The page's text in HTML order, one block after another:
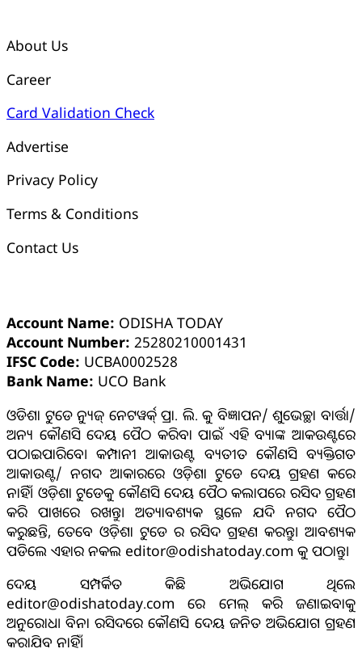
About Us
Career
Card Validation Check
Advertise
Privacy Policy
Terms & Conditions
Contact Us
Account Name: ODISHA TODAY
Account Number: 25280210001431
IFSC Code: UCBA0002528
Bank Name: UCO Bank
ଓଡିଶା ଟୁଡେ ନ୍ୟୁଜ୍ ନେଟୱର୍କ୍ ପ୍ରା. ଲି. କୁ ବିଜ୍ଞାପନ/ ଶୁଭେଚ୍ଛା ବାର୍ତ୍ତା/
ଅନ୍ୟ କୌଣସି ଦେୟ ପୈଠ କରିବା ପାଇଁ ଏହି ବ୍ୟାଙ୍କ ଆକଉଣ୍ଟରେ
ପଠାଇପାରିବେ। କମ୍ପାନୀ ଆକାଉଣ୍ଟ ବ୍ୟତୀତ କୌଣସି ବ୍ୟକ୍ତିଗତ
ଆକାଉଣ୍ଟ/ ନଗଦ ଆକାରରେ ଓଡ଼ିଶା ଟୁଡେ ଦେୟ ଗ୍ରହଣ କରେ
ନାହିଁ। ଓଡ଼ିଶା ଟୁଡେକୁ କୌଣସି ଦେୟ ପୈଠ କଲାପରେ ରସିଦ ଗ୍ରହଣ
କରି ପାଖରେ ରଖନ୍ତୁ। ଅତ୍ୟାବଶ୍ୟକ ସ୍ଥଳେ ଯଦି ନଗଦ ପୈଠ
କରୁଛନ୍ତି, ତେବେ ଓଡ଼ିଶା ଟୁଡେ ର ରସିଦ ଗ୍ରହଣ କରନ୍ତୁ। ଆବଶ୍ୟକ
ପଡିଲେ ଏହାର ନକଲ editor@odishatoday.com କୁ ପଠାନ୍ତୁ।
ଦେୟ ସମ୍ପର୍କିତ କିଛି ଅଭିଯୋଗ ଥିଲେ
editor@odishatoday.com ରେ ମେଲ୍ କରି ଜଣାଇବାକୁ
ଅନୁରୋଧ। ବିନା ରସିଦରେ କୌଣସି ଦେୟ ଜନିତ ଅଭିଯୋଗ ଗ୍ରହଣ
କରାଯିବ ନାହିଁ।